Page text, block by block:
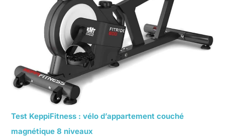
Test KeppiFitness : vélo d’appartement couché
magnétique 8 niveaux